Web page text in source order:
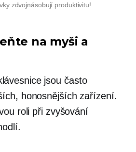
zdvojnásobují produktivitu!
na myši a
jsou často
honosnějších zařízení.
roli při zvyšování